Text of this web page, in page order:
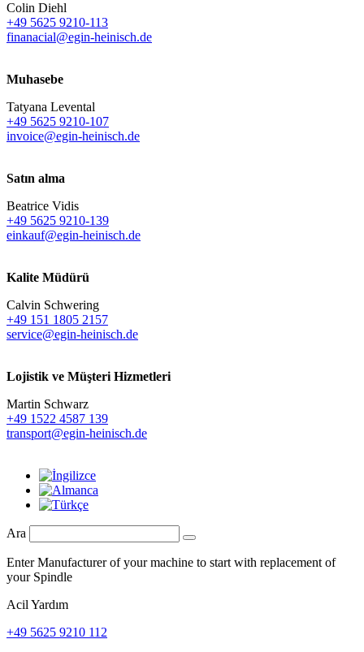
Colin Diehl
+49 5625 9210-113
finanacial@egin-heinisch.de
Muhasebe
Tatyana Levental
+49 5625 9210-107
invoice@egin-heinisch.de
Satın alma
Beatrice Vidis
+49 5625 9210-139
einkauf@egin-heinisch.de
Kalite Müdürü
Calvin Schwering
+49 151 1805 2157
service@egin-heinisch.de
Lojistik ve Müşteri Hizmetleri
Martin Schwarz
+49 1522 4587 139
transport@egin-heinisch.de
Ara
Enter Manufacturer of your machine to start with replacement of
your Spindle
Acil Yardım
+49 5625 9210 112